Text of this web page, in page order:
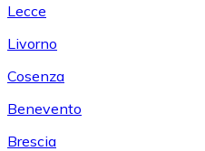
Lecce
Livorno
Cosenza
Benevento
Brescia